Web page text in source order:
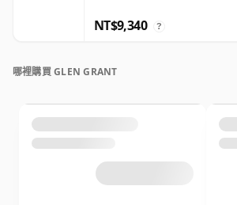
NT$9,340 ?
哪裡購買 GLEN GRANT